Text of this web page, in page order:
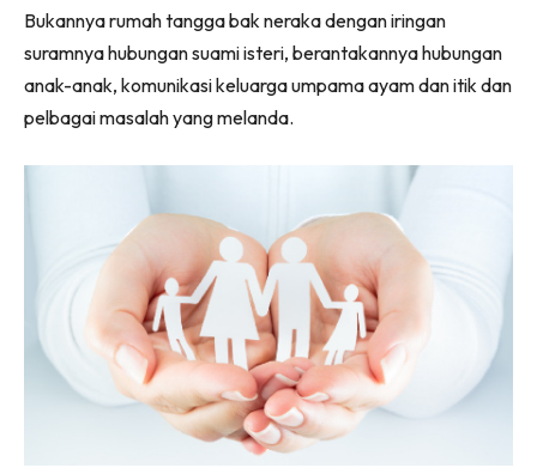
Bukannya rumah tangga bak neraka dengan iringan
suramnya hubungan suami isteri, berantakannya hubungan
anak-anak, komunikasi keluarga umpama ayam dan itik dan
pelbagai masalah yang melanda.